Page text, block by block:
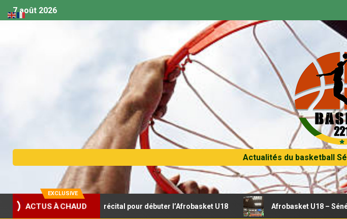
7 août 2026
Actualités du basketball
EXCLUSIVE
ACTUS À CHAUD
s’offrent un récital pour débuter l’Afrobasket U18 Afrobasket U18 – Sénégal vs